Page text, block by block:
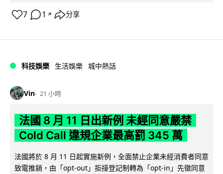
7 1 ↗ 分享
科技娛樂 生活娛樂 城中熱話
Vin 21 小時
法國 8 月 11 日出新例 未經同意嚴禁
Cold Call 違規企業最高罰 345 萬
法國將於 8 月 11 日起實施新例，全面禁止企業未經消費者同意
致電推銷，由「opt-out」拒接登記制轉為「opt-in」先徵同意